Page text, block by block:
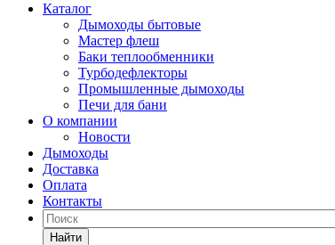
Каталог
Дымоходы бытовые
Мастер флеш
Баки теплообменники
Турбодефлекторы
Промышленные дымоходы
Печи для бани
О компании
Новости
Дымоходы
Доставка
Оплата
Контакты
Найти